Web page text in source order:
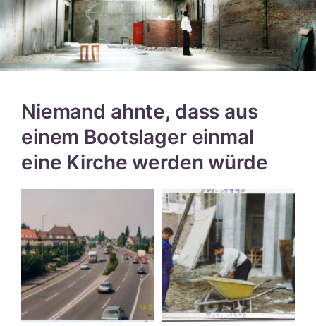
Niemand ahnte, dass aus
einem Bootslager einmal
eine Kirche werden würde